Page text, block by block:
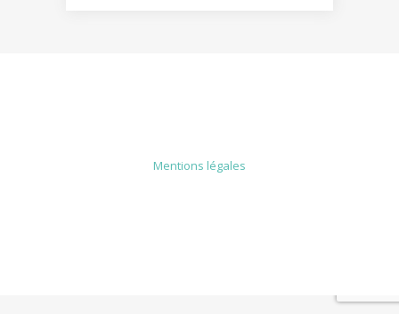
Mentions légales